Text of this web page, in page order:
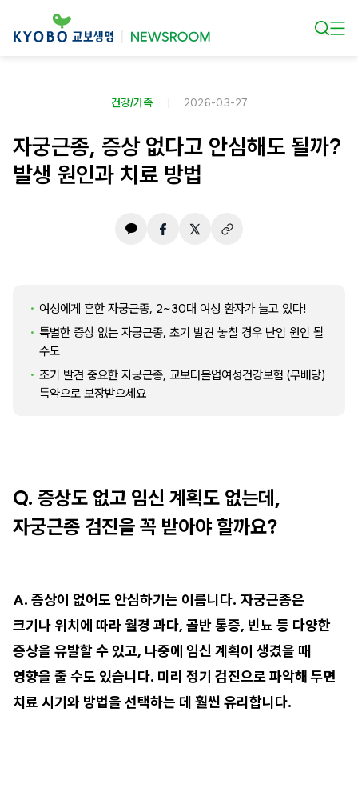
건강/가족 2026-03-27
자궁근종, 증상 없다고 안심해도 될까?
발생 원인과 치료 방법
여성에게 흔한 자궁근종, 2~30대 여성 환자가 늘고 있다!
특별한 증상 없는 자궁근종, 초기 발견 놓칠 경우 난임 원인 될
수도
조기 발견 중요한 자궁근종, 교보더블업여성건강보험 (무배당)
특약으로 보장받으세요
Q. 증상도 없고 임신 계획도 없는데,
자궁근종 검진을 꼭 받아야 할까요?
A. 증상이 없어도 안심하기는 이릅니다. 자궁근종은
크기나 위치에 따라 월경 과다, 골반 통증, 빈뇨 등 다양한
증상을 유발할 수 있고, 나중에 임신 계획이 생겼을 때
영향을 줄 수도 있습니다. 미리 정기 검진으로 파악해 두면
치료 시기와 방법을 선택하는 데 훨씬 유리합니다.